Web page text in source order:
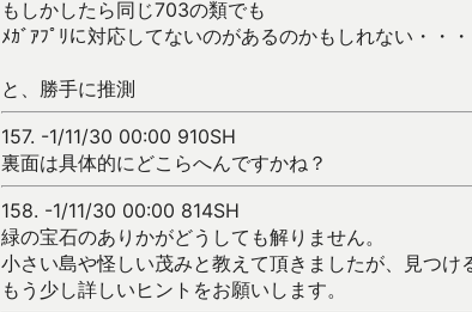
もしかしたら同じ703の類でも
ﾒｶﾞｱﾌﾟﾘに対応してないのがあるのかもしれない・・・
と、勝手に推測
157. -1/11/30 00:00 910SH
裏面は具体的にどこらへんですかね？
158. -1/11/30 00:00 814SH
緑の宝石のありかがどうしても解りません。
小さい島や怪しい茂みと教えて頂きましたが、見つけ
もう少し詳しいヒントをお願いします。